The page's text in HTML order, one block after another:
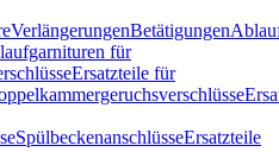
VerlängerungenBetätigungen
für
Ersatzteile für
SpülbeckenanschlüsseErsatzteile